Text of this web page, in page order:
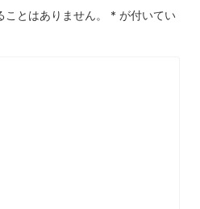
とはありません。 * が付いてい